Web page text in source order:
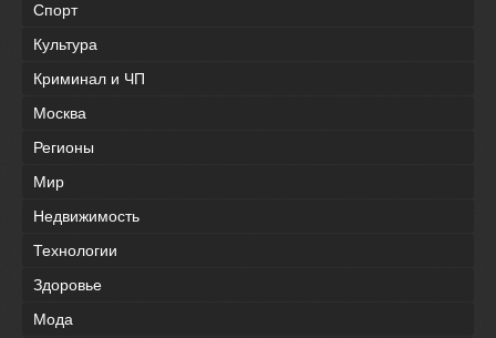
Спорт
Культура
Криминал и ЧП
Москва
Регионы
Мир
Недвижимость
Технологии
Здоровье
Мода